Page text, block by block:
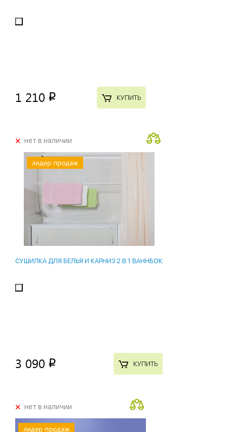
1 210 p КУПИТЬ
+нет в наличии
лидер продаж
СУШИЛКА ДЛЯ БЕЛЬЯ И КАРНИЗ 2 В 1 ВАННБОК
3 090 p КУПИТЬ
+нет в наличии
лидер продаж